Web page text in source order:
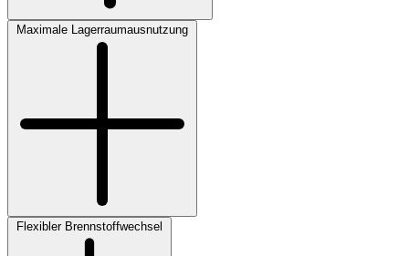
Maximale Lagerraumausnutzung
Flexibler Brennstoffwechsel